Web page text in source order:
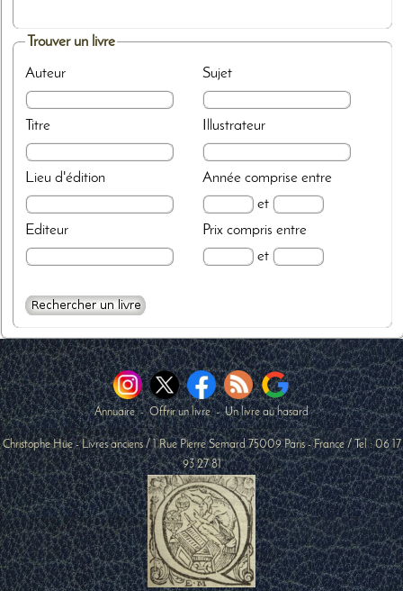
Trouver un livre
Auteur
Titre
Lieu d'édition
Editeur
Sujet
Illustrateur
Annéecomprise entre
et
Prixcompris entre
et
Annuaire-Offrir un livre-Un livre au hasard
Christophe Hüe - Livres anciens /1 Rue Pierre Semard 75009 Paris-France / Tel :06 17
93 27 81